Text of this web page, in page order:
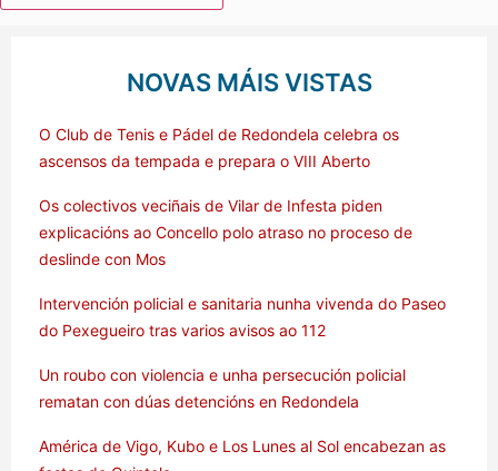
NOVAS MÁIS VISTAS
O Club de Tenis e Pádel de Redondela celebra os
ascensos da tempada e prepara o VIII Aberto
Os colectivos veciñais de Vilar de Infesta piden
explicacións ao Concello polo atraso no proceso de
deslinde con Mos
Intervención policial e sanitaria nunha vivenda do Paseo
do Pexegueiro tras varios avisos ao 112
Un roubo con violencia e unha persecución policial
rematan con dúas detencións en Redondela
América de Vigo, Kubo e Los Lunes al Sol encabezan as